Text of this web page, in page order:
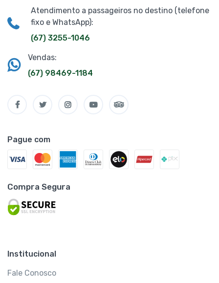
Atendimento a passageiros no destino (telefone
fixo e WhatsApp):
(67) 3255-1046
Vendas:
(67) 98469-1184
Pague com
Compra Segura
Institucional
Fale Conosco